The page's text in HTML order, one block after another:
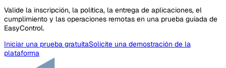
Valide la inscripción, la política, la entrega de aplicaciones, el
cumplimiento y las operaciones remotas en una prueba guiada de
EasyControl.
Iniciar una prueba gratuitaSolicite una demostración de la
plataforma